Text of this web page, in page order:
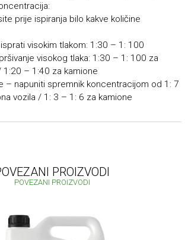
prije ispiranja bilo kakve količine
visokim tlakom: 1:30 – 1: 100
visokog tlaka: 1:30 – 1: 100 za
1:20 – 1:40 za kamione
– napuniti spremnik koncentracijom od 1: 7
vozila / 1: 3 – 1: 6 za kamione
PROIZVODI
POVEZANI PROIZVODI